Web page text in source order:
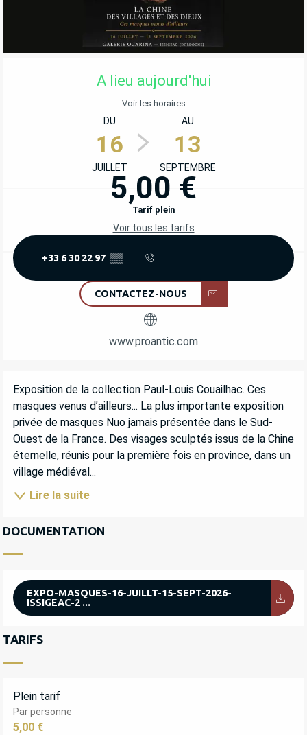
OUVERTURE ET COORDONNÉES
A lieu aujourd'hui
Voir les horaires
DU
16
JUILLET
AU
13
SEPTEMBRE
5,00 €
Tarif plein
Voir tous les tarifs
+33 6 30 22 97 ▒▒
CONTACTEZ-NOUS
www.proantic.com
DESCRIPTION
Exposition de la collection Paul-Louis Couailhac. Ces
masques venus d’ailleurs... La plus importante exposition
privée de masques Nuo jamais présentée dans le Sud-
Ouest de la France. Des visages sculptés issus de la Chine
éternelle, réunis pour la première fois en province, dans un
village médiéval...
Lire la suite
DOCUMENTATION
EXPO-MASQUES-16-JUILLT-15-SEPT-2026-
ISSIGEAC-2 ...
TARIFS
Plein tarif
Par personne
5,00 €